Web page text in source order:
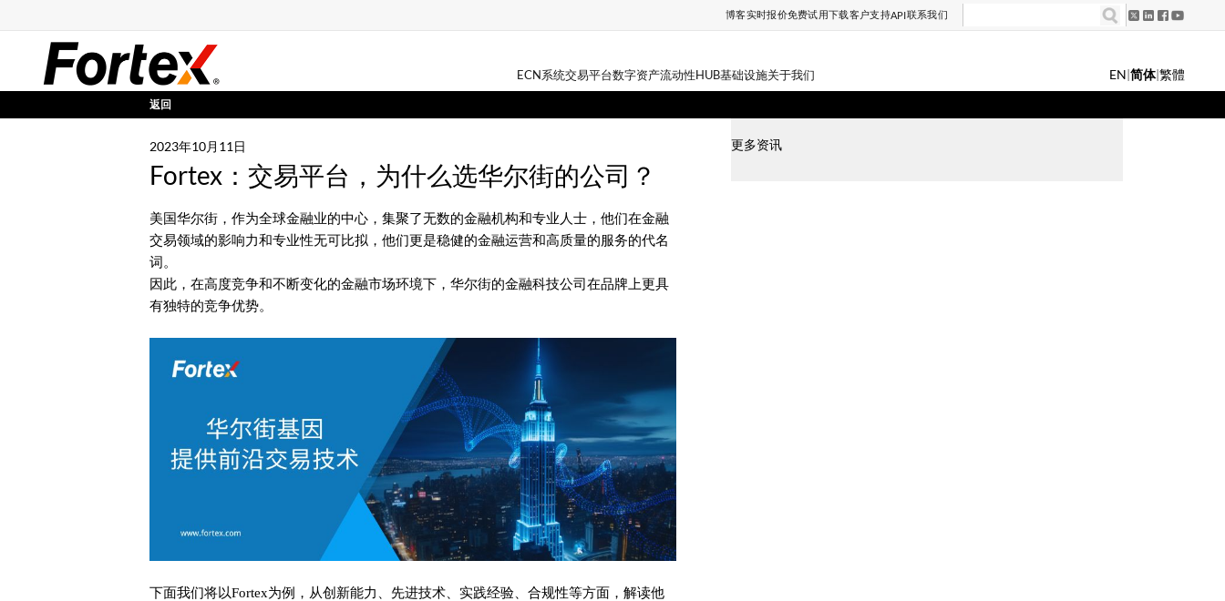
博客实时报价免费试用下载客户支持API联系我们
ECN系统交易平台数字资产流动性HUB基础设施关于我们 EN|简体|繁體
返回
2023年10月11日
Fortex：交易平台，为什么选华尔街的公司？
美国华尔街，作为全球金融业的中心，集聚了无数的金融机构和专业人士，他们在金融
交易领域的影响力和专业性无可比拟，他们更是稳健的金融运营和高质量的服务的代名
词。
因此，在高度竞争和不断变化的金融市场环境下，华尔街的金融科技公司在品牌上更具
有独特的竞争优势。
下面我们将以Fortex为例，从创新能力、先进技术、实践经验、合规性等方面，解读他
更多资讯